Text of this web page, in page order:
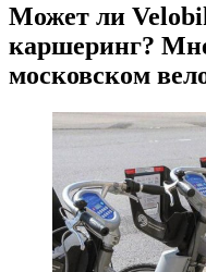
Может ли
каршеринг?
московском